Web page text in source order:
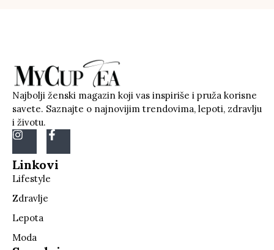
Najbolji ženski magazin koji vas inspiriše i pruža korisne
savete. Saznajte o najnovijim trendovima, lepoti, zdravlju
i životu.
Linkovi
Lifestyle
Zdravlje
Lepota
Moda